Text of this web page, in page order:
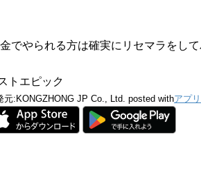
でやられる方は確実にリセマラをして
トエピック
元:KONGZHONG JP Co., Ltd. posted withアプ